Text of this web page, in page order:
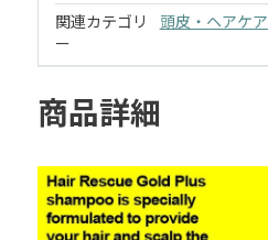
関連カテゴリ
ー
頭皮・ヘアケア
商品詳細